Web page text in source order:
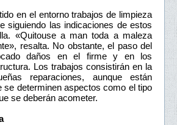
en el entorno trabajos de limpieza
siguiendo las indicaciones de estos
«Quitouse a man toda a maleza
resalta. No obstante, el paso del
daños en el firme y en los
Los trabajos consistirán en la
reparaciones, aunque están
se determinen aspectos como el tipo
se deberán acometer.